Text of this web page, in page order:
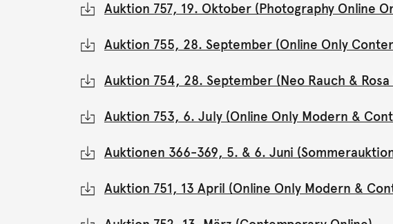
Auktion 757, 19. Oktober (Photography Online
Auktion 755, 28. September (Online Only
Auktion 754, 28. September (Neo Rauch &
Auktion 753, 6. July (Online Only Modern &
Auktionen 366-369, 5. & 6. Juni
Auktion 751, 13 April (Online Only Modern &